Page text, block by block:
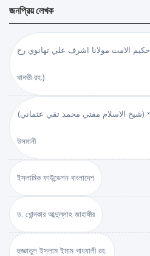
জনপ্রিয় লেখক
حكيم الامت مولانا اشرف علي تهانوي رح ( হাকীমুল উম্মত মাওলানা আশরাফ আলী
থানভী রহ.)
(شيخ الاسلام مفتي محمد تقي عثماني) শাইখুল ইসলাম মুফতী মুহাম্মদ তাকী
উসমানী
ইসলামিক ফাউন্ডেশন বাংলাদেশ
ড. খোন্দকার আব্দুল্লাহ জাহাঙ্গীর
হুজ্জাতুল ইসলাম ইমাম গাযযালী রহ.